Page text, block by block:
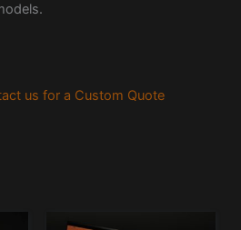
us for a Custom Quote